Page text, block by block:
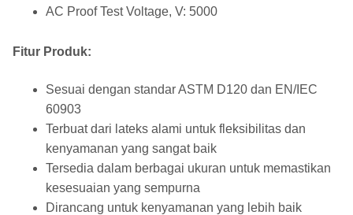
AC Proof Test Voltage, V: 5000
Fitur Produk:
Sesuai dengan standar ASTM D120 dan EN/IEC
60903
Terbuat dari lateks alami untuk fleksibilitas dan
kenyamanan yang sangat baik
Tersedia dalam berbagai ukuran untuk memastikan
kesesuaian yang sempurna
Dirancang untuk kenyamanan yang lebih baik